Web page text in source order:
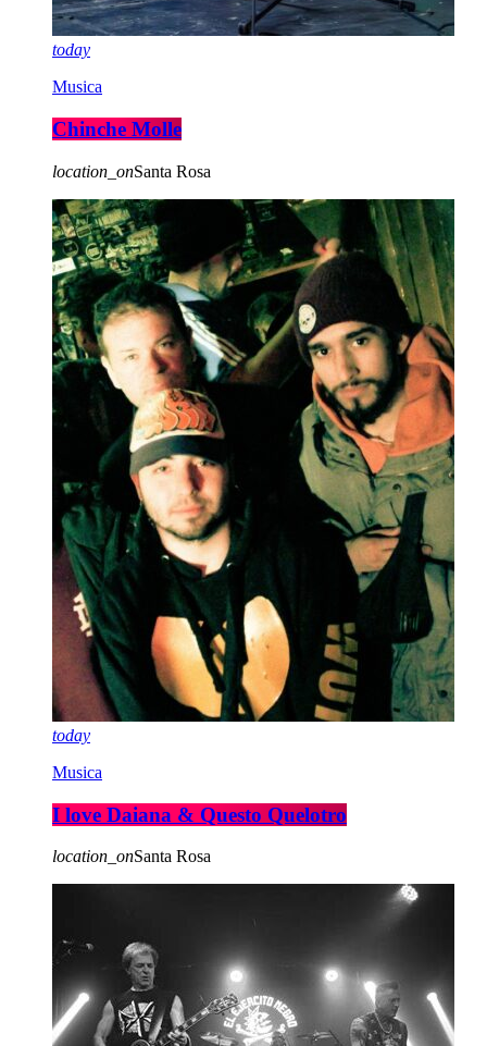
today
Musica
Chinche Molle
location_onSanta Rosa
today
Musica
I love Daiana & Questo Quelotro
location_onSanta Rosa